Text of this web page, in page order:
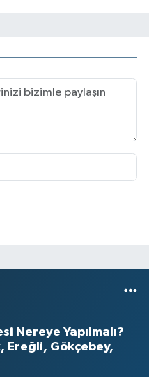
Nereye Yapılmalı?
Ereğli, Gökçebey,